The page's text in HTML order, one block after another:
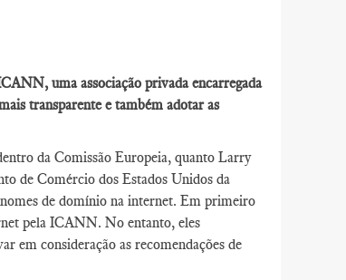
uma associação privada encarregada
transparente e também adotar as
da Comissão Europeia, quanto Larry
de Comércio dos Estados Unidos da
de domínio na internet. Em primeiro
pela ICANN. No entanto, eles
em consideração as recomendações de